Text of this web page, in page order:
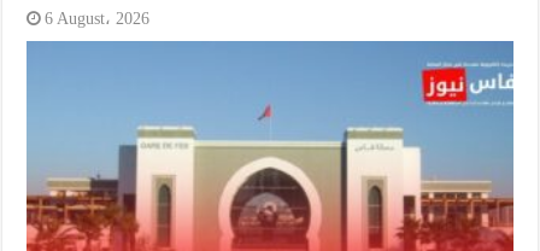
6 August، 2026